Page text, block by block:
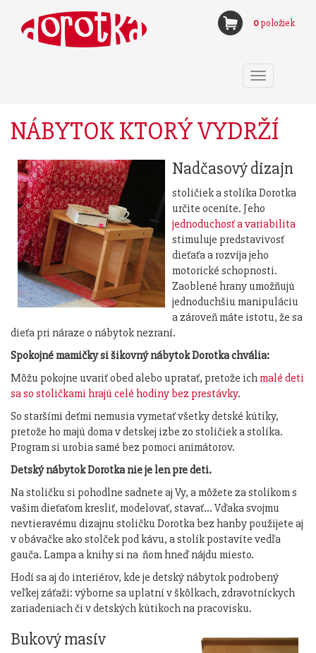
0položiek
Toggle
NÁBYTOK KTORÝ VYDRŽÍ
Nadčasový dizajn
stoličiek a stolíka Dorotka
určite oceníte. Jeho
jednoduchosť a variabilita
stimuluje predstavivosť
dieťaťa a rozvíja jeho
motorické schopnosti.
Zaoblené hrany umožňujú
jednoduchšiu manipuláciu
a zároveň máte istotu, že sa
dieťa pri náraze o nábytok nezraní.
Spokojné mamičky si šikovný nábytok Dorotka chvália:
Môžu pokojne uvariť obed alebo upratať, pretože ich malé deti
sa so stoličkami hrajú celé hodiny bez prestávky.
So staršími deťmi nemusia vymetať všetky detské kútiky,
pretože ho majú doma v detskej izbe zo stoličiek a stolíka.
Program si urobia samé bez pomoci animátorov.
Detský nábytok Dorotka nie je len pre deti.
Na stoličku si pohodlne sadnete aj Vy, a môžete za stolíkom s
vašim dieťaťom kresliť, modelovať, stavať... Vďaka svojmu
nevtieravému dizajnu stoličku Dorotka bez hanby použijete aj
v obávačke ako stolček pod kávu, a stolík postavíte vedľa
gauča. Lampa a knihy si na ňom hneď nájdu miesto.
Hodí sa aj do interiérov, kde je detský nábytok podrobený
veľkej záťaži: výborne sa uplatní v škôlkach, zdravotníckych
zariadeniach či v detských kútikoch na pracovisku.
Bukový masív